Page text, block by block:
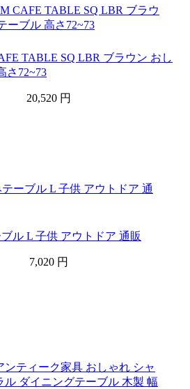
TABLE SQ LBR ブラウン おし
さ72~73
20,520 円
ル L 子供 アウトドア 通販
7,020 円